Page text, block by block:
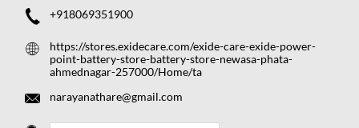
+918069351900
https://stores.exidecare.com/exide-care-exide-power-
point-battery-store-battery-store-newasa-phata-
ahmednagar-257000/Home/ta
narayanathare@gmail.com